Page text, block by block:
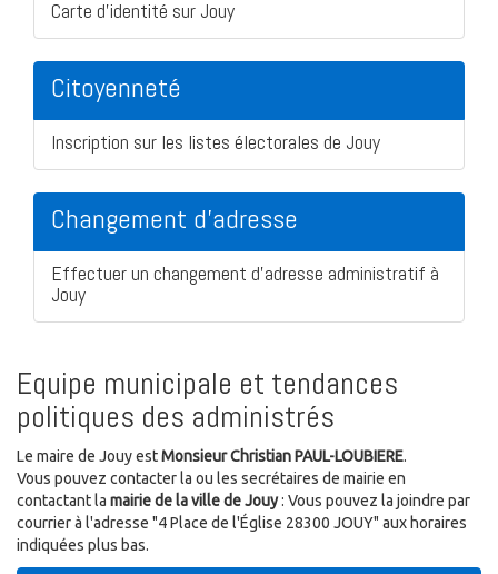
Carte d'identité sur Jouy
Citoyenneté
Inscription sur les listes électorales de Jouy
Changement d'adresse
Effectuer un changement d'adresse administratif à
Jouy
Equipe municipale et tendances
politiques des administrés
Le maire de Jouy estMonsieur Christian PAUL-LOUBIERE.
Vous pouvez contacter la ou les secrétaires de mairie en
contactant la mairie de la ville de Jouy: Vous pouvez la joindre par
courrier à l'adresse "4 Place de l'Église 28300 JOUY" aux horaires
indiquées plus bas.